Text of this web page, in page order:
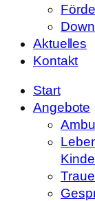
Aktuelles
Kontakt
Start
Angebote